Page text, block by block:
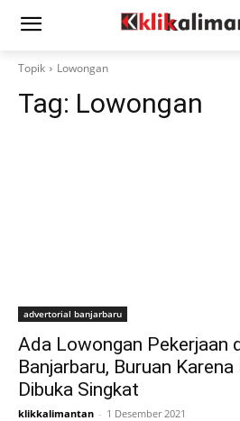
Topik Lowongan
Tag: Lowongan
advertorial banjarbaru
Ada Lowongan Pekerjaan
Banjarbaru, Buruan
Dibuka Singkat
klikkalimantan - 1 Desember 2021